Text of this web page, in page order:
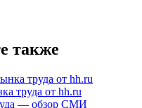
также
труда от hh.ru